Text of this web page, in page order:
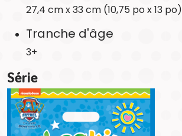
27,4 cm x 33 cm (10,75 po x 13 po)
Tranche d'âge
3+
Série